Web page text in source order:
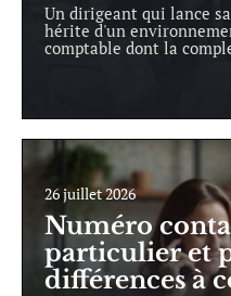
Un dirigeant qui lance
hérite d'un
comptable dont la
26 juillet 2026
Numéro
particulier et
différences à